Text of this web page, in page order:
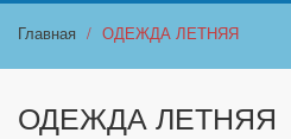
Главная ОДЕЖДА ЛЕТНЯЯ
ОДЕЖДА ЛЕТНЯЯ